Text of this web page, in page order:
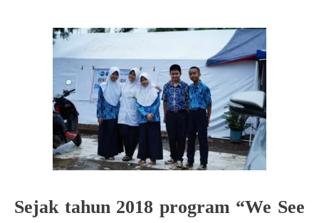
Sejak tahun 2018 program “We See